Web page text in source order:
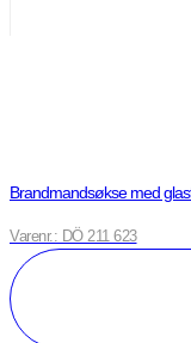
Brandmandsøkse med
Varenr.: DÖ 211 623